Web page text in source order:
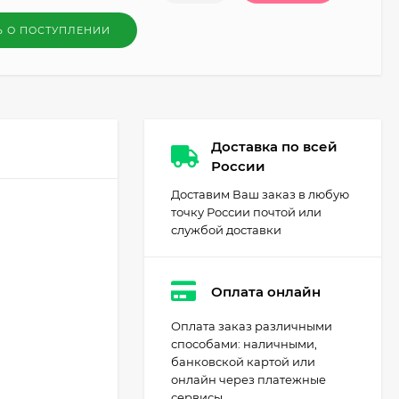
О ПОСТУПЛЕНИИ
Доставка по всей
России
Доставим Ваш заказ в любую
точку России почтой или
службой доставки
Оплата онлайн
Оплата заказ различными
способами: наличными,
банковской картой или
онлайн через платежные